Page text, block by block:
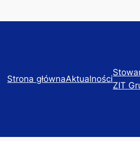
Strona głównaAktualności
ZIT